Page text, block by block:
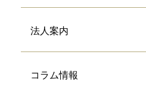
法人案内
コラム情報